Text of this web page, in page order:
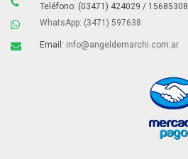
Teléfono: (03471) 424029 / 15685308
WhatsApp: (3471) 597638
Email: info@angeldemarchi.com.ar